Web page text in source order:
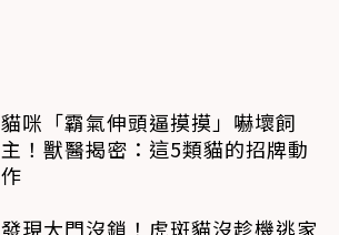
貓咪「霸氣伸頭逼摸摸」嚇壞飼
主！獸醫揭密：這5類貓的招牌動
作
發現大門沒鎖！虎斑貓沒趁機逃家